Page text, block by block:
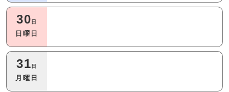
30 日
日曜日
31 日
月曜日